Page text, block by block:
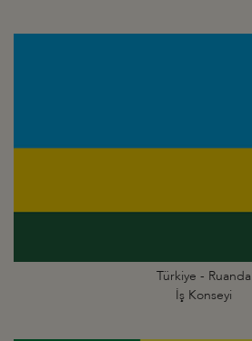
Türkiye - Ruanda
İş Konseyi